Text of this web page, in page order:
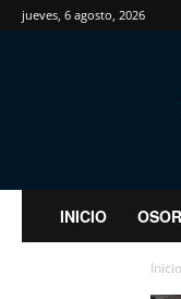
jueves, 6 agosto, 2026
INICIO
Inicio